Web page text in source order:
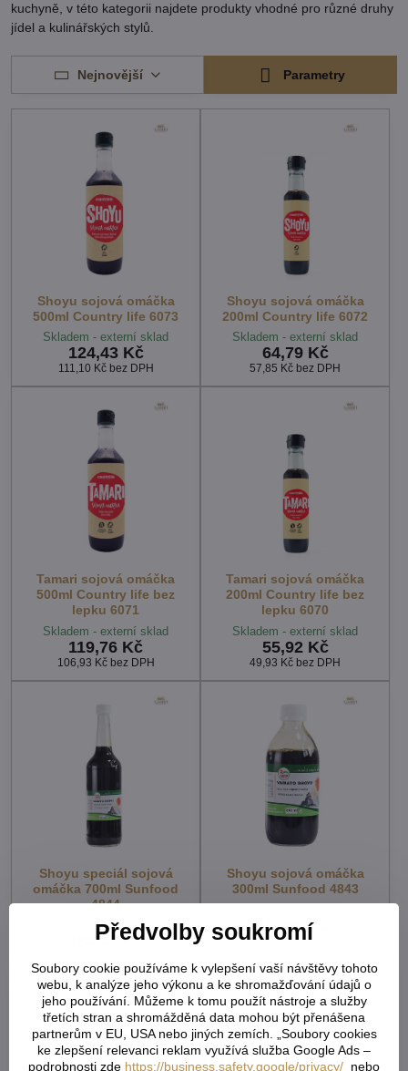
kuchyně, v této kategorii najdete produkty vhodné pro různé druhy
jídel a kulinářských stylů.
Nejnovější Parametry
Shoyu sojová omáčka
500ml Country life 6073
Skladem - externí sklad
124,43 Kč
111,10 Kč bez DPH
Shoyu sojová omáčka
200ml Country life 6072
Skladem - externí sklad
64,79 Kč
57,85 Kč bez DPH
Tamari sojová omáčka
500ml Country life bez
lepku 6071
Skladem - externí sklad
119,76 Kč
106,93 Kč bez DPH
Tamari sojová omáčka
200ml Country life bez
lepku 6070
Skladem - externí sklad
55,92 Kč
49,93 Kč bez DPH
Shoyu speciál sojová
omáčka 700ml Sunfood
4844
Skladem - externí sklad
184,47 Kč
Shoyu sojová omáčka
300ml Sunfood 4843
70,65 Kč
63,08 Kčbez DPH
Předvolby soukromí
Soubory cookie používáme k vylepšení vaší návštěvy tohoto
webu, k analýze jeho výkonu a ke shromažďování údajů o
jeho používání. Můžeme k tomu použít nástroje a služby
třetích stran a shromážděná data mohou být přenášena
partnerům v EU, USA nebo jiných zemích. „Soubory cookies
ke zlepšení relevanci reklam využívá služba Google Ads –
podrobnosti zde https://business.safety.google/privacy/ nebo